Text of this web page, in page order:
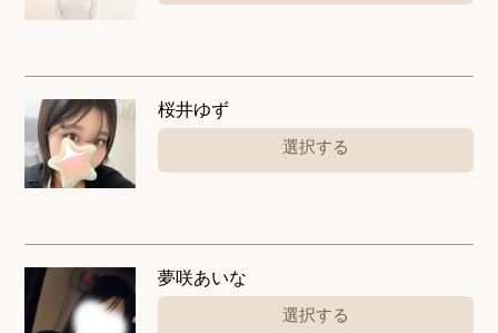
桜井ゆず
選択する
夢咲あいな
選択する